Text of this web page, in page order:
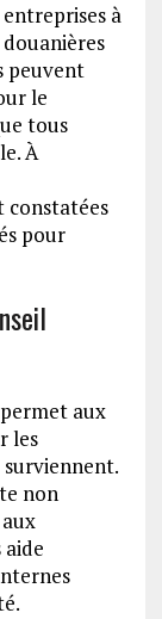
à
peuvent
le
tous
À
constatées
pour
aux
les
non
aide